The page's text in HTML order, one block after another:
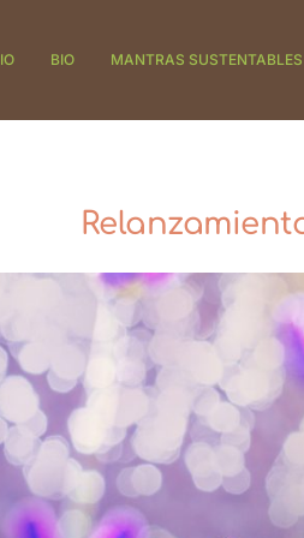
BIO MANTRAS SUSTENTABLES